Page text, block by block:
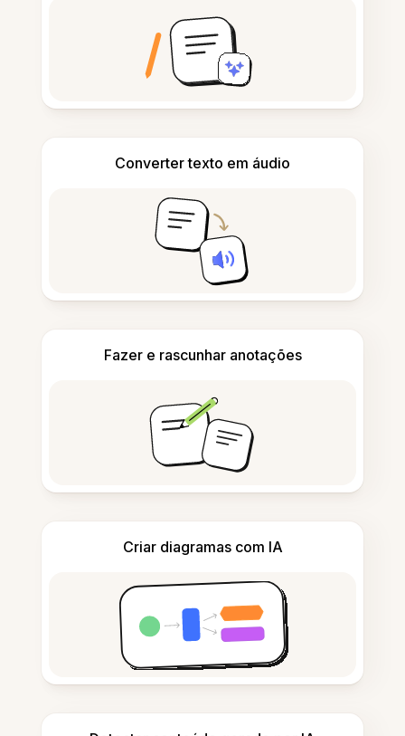
Converter texto em áudio
Fazer e rascunhar anotações
Criar diagramas com IA